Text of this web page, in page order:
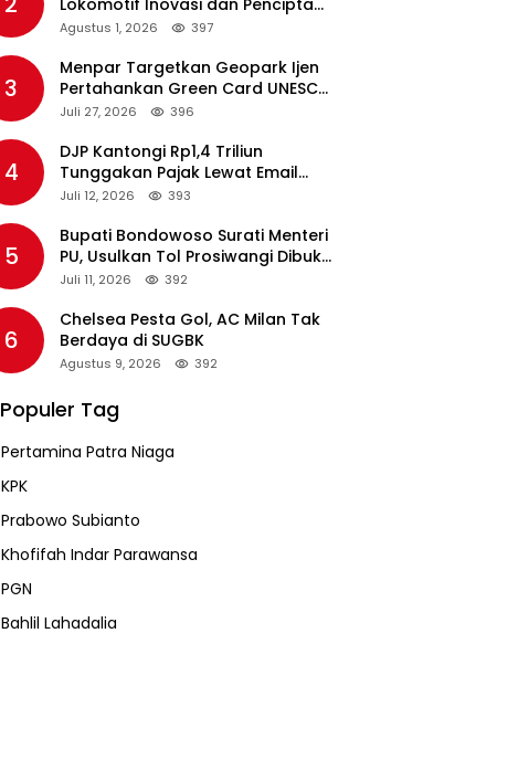
Lapangan Kerja
Agustus 1, 2026 397
3
Menpar Targetkan Geopark Ijen
Pertahankan Green Card UNESCO
pada Revalidasi Agustus 2026
Juli 27, 2026 396
4
DJP Kantongi Rp1,4 Triliun
Tunggakan Pajak Lewat Email
Pengingat, Total Piutang Masih
Juli 12, 2026 393
5
Bupati Bondowoso Surati Menteri
PU, Usulkan Tol Prosiwangi Dibuka
Sementara
Juli 11, 2026 392
6
Chelsea Pesta Gol, AC Milan Tak
Berdaya di SUGBK
Agustus 9, 2026 392
Populer Tag
Pertamina Patra Niaga
KPK
Prabowo Subianto
Khofifah Indar Parawansa
PGN
Bahlil Lahadalia